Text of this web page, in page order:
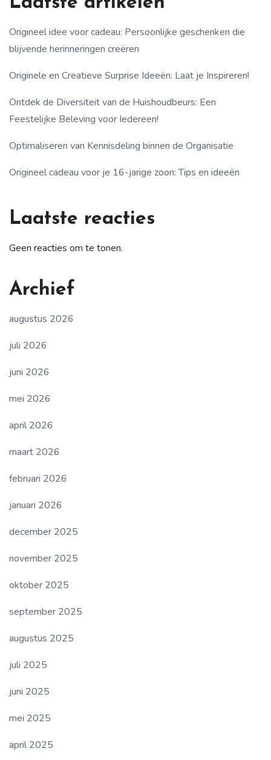
Origineel idee voor cadeau: Persoonlijke geschenken die
blijvende herinneringen creëren
Originele en Creatieve Surprise Ideeën: Laat je Inspireren!
Ontdek de Diversiteit van de Huishoudbeurs: Een
Feestelijke Beleving voor Iedereen!
Optimaliseren van Kennisdeling binnen de Organisatie
Origineel cadeau voor je 16-jarige zoon: Tips en ideeën
Laatste reacties
Geen reacties om te tonen.
Archief
augustus 2026
juli 2026
juni 2026
mei 2026
april 2026
maart 2026
februari 2026
januari 2026
december 2025
november 2025
oktober 2025
september 2025
augustus 2025
juli 2025
juni 2025
mei 2025
april 2025